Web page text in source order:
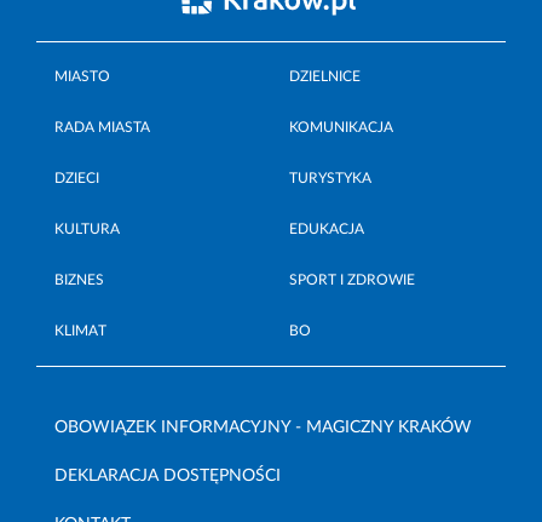
MIASTO DZIELNICE
RADA MIASTA KOMUNIKACJA
DZIECI TURYSTYKA
KULTURA EDUKACJA
BIZNES SPORT I ZDROWIE
KLIMAT BO
OBOWIĄZEK INFORMACYJNY - MAGICZNY KRAKÓW
DEKLARACJA DOSTĘPNOŚCI